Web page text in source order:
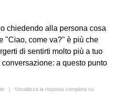
chiedendo alla persona cosa
"Ciao, come va?" è più che
di sentirti molto più a tuo
a questo punto
| Visualizza la risposta completa su